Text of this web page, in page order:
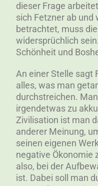
dieser Frage
sich Fetzner ab und
betrachtet, muss
widersprüchlich
Schönheit und
An einer Stelle sagt
alles, was man
durchstreichen.
irgendetwas zu
Zivilisation ist man
anderer Meinung,
seinen eigenen
negative Ökonomie
also, bei der
ist. Dabei soll man